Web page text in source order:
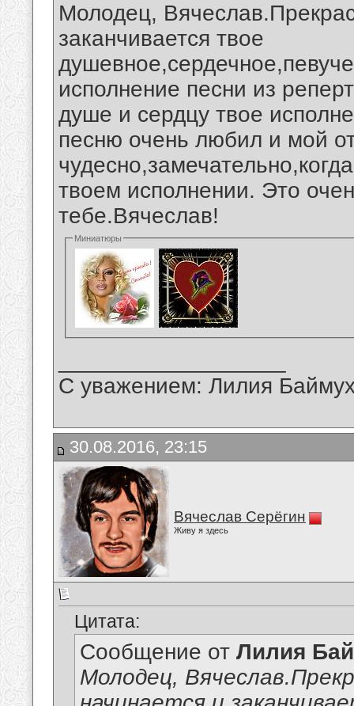
Молодец,
заканчивается твое
исполнение песни из
душе и сердцу твое
песню очень любил и мой
твоем исполнении. Это
тебе.Вячеслав!
Миниатюры
С уважением: Лилия
30.08.2016, 23:15
Вячеслав Серёгин
Живу я здесь
Цитата:
Сообщение от Лилия
Молодец,